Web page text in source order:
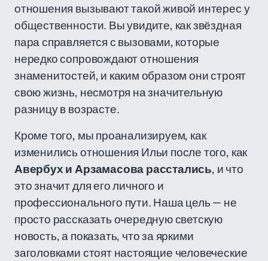
отношения вызывают такой живой интерес у
общественности. Вы увидите, как звёздная
пара справляется с вызовами, которые
нередко сопровождают отношения
знаменитостей, и каким образом они строят
свою жизнь, несмотря на значительную
разницу в возрасте.
Кроме того, мы проанализируем, как
изменились отношения Ильи после того, как
Авербух и Арзамасова расстались, и что
это значит для его личного и
профессионального пути. Наша цель — не
просто рассказать очередную светскую
новость, а показать, что за яркими
заголовками стоят настоящие человеческие